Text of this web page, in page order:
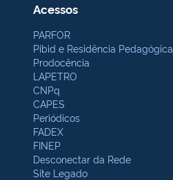
Acessos
PARFOR
Pibid e Residência Pedagógica
Prodocência
LAPETRO
CNPq
CAPES
Periódicos
FADEX
FINEP
Desconectar da Rede
Site Legado